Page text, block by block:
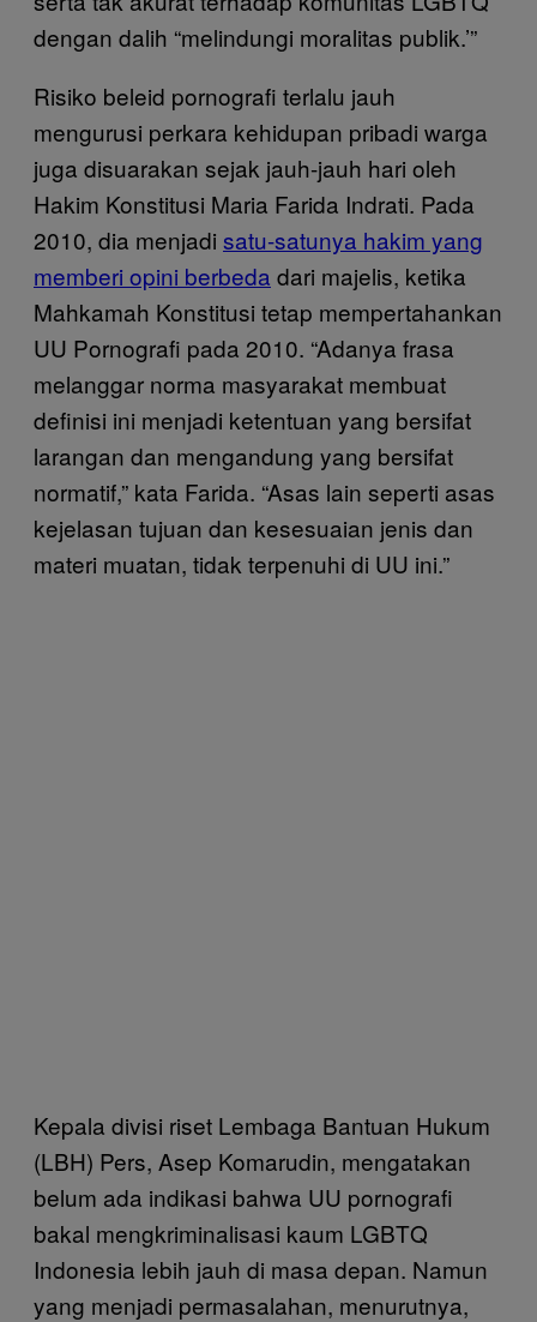
dengan dalih “melindungi moralitas publik.’”
Risiko beleid pornografi terlalu jauh
mengurusi perkara kehidupan pribadi warga
juga disuarakan sejak jauh-jauh hari oleh
Hakim Konstitusi Maria Farida Indrati. Pada
2010, dia menjadi satu-satunya hakim yang
memberi opini berbeda dari majelis, ketika
Mahkamah Konstitusi tetap mempertahankan
UU Pornografi pada 2010. “Adanya frasa
melanggar norma masyarakat membuat
definisi ini menjadi ketentuan yang bersifat
larangan dan mengandung yang bersifat
normatif,” kata Farida. “Asas lain seperti asas
kejelasan tujuan dan kesesuaian jenis dan
materi muatan, tidak terpenuhi di UU ini.”
Kepala divisi riset Lembaga Bantuan Hukum
(LBH) Pers, Asep Komarudin, mengatakan
belum ada indikasi bahwa UU pornografi
bakal mengkriminalisasi kaum LGBTQ
Indonesia lebih jauh di masa depan. Namun
yang menjadi permasalahan, menurutnya,